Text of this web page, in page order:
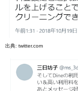
出典: twitter.com